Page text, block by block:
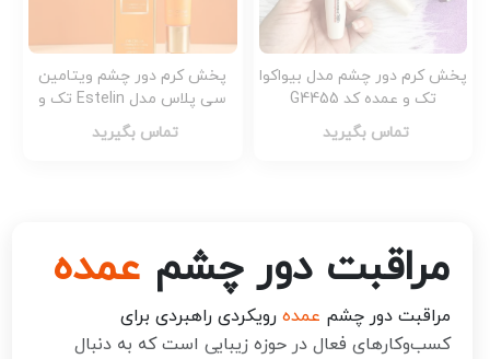
پخش کرم دور چشم‌ مدل بیواکوا
تک و عمده کد G4455
تماس بگیرید
پخش کرم دور چشم ویتامین
سی پلاس مدل Estelin تک و
عمده کد G4226
تماس بگیرید
مراقبت دور چشم عمده
مراقبت دور چشم عمده رویکردی راهبردی برای
کسب‌وکارهای فعال در حوزه زیبایی است که به دنبال